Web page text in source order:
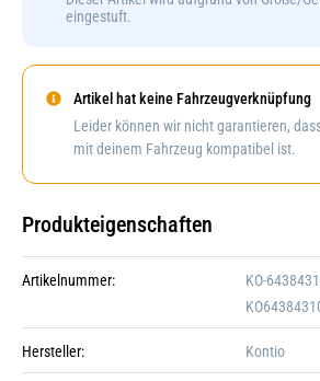
eingestuft.
Darstellung kann abweichen
Artikel hat keine Fahrzeugverknüpfung
Leider können wir nicht garantieren,
mit deinem Fahrzeug kompatibel ist.
Produkteigenschaften
Artikelnummer:
KO-
Hersteller: Kontio